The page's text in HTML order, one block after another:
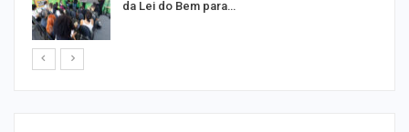
da Lei do Bem para…